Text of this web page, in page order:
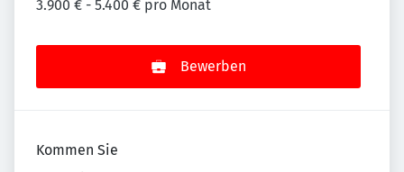
3.900 € - 5.400 € pro Monat
Bewerben
Kommen Sie